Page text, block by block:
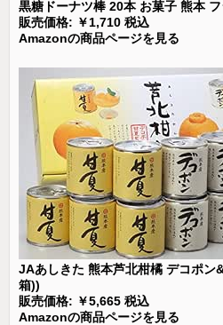
黒糖ドーナツ棒 20本 お菓子 熊本
販売価格: ￥1,710 税込
Amazonの商品ページを見る
JAあしきた 熊本芦北柑橘 デコポン
箱))
販売価格: ￥5,665 税込
Amazonの商品ページを見る